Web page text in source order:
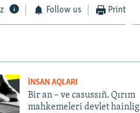
Follow us Print
İNSAN AQLARI
Bir an – ve casussıñ. Qırım
mahkemeleri devlet